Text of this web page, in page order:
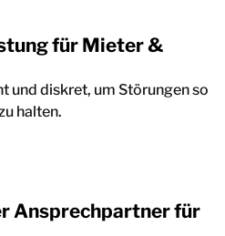
für Mieter &
und diskret, um Störungen so
halten.
Ansprechpartner für